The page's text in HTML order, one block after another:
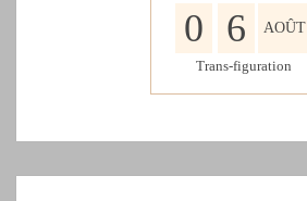
0 6 AOÛT
Trans-figuration